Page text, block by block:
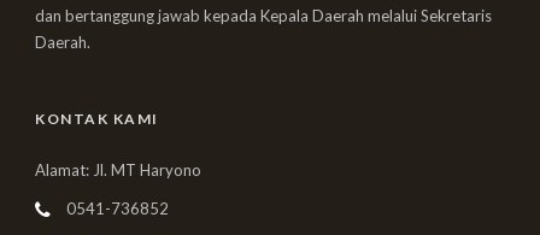
dan bertanggung jawab kepada Kepala Daerah melalui Sekretaris
Daerah.
KONTAK KAMI
Alamat: Jl. MT Haryono
0541-736852